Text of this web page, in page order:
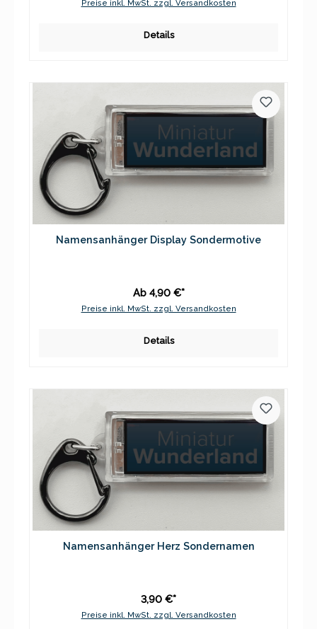
Preise inkl. MwSt. zzgl. Versandkosten
Details
Namensanhänger Display Sondermotive
Ab 4,90 €*
Preise inkl. MwSt. zzgl. Versandkosten
Details
Namensanhänger Herz Sondernamen
3,90 €*
Preise inkl. MwSt. zzgl. Versandkosten